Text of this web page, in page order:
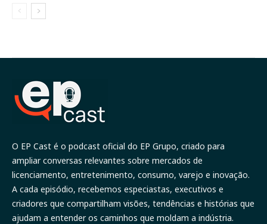
O EP Cast é o podcast oficial do EP Grupo, criado para
ampliar conversas relevantes sobre mercados de
licenciamento, entretenimento, consumo, varejo e inovação.
A cada episódio, recebemos especiastas, executivos e
criadores que compartilham visões, tendências e histórias que
ajudam a entender os caminhos que moldam a indústria.